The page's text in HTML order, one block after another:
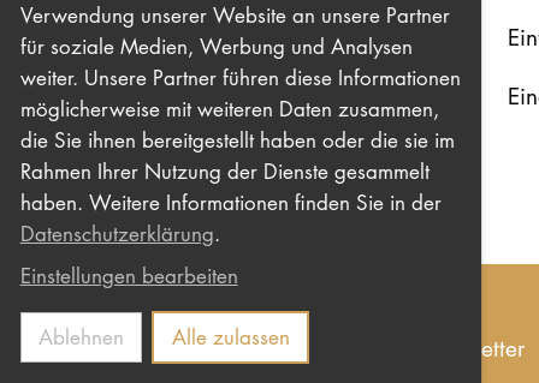
Impressum Datenschutz Newsletter
Verwendung unserer Website an unsere Partner
für soziale Medien, Werbung und Analysen
weiter. Unsere Partner führen diese Informationen
möglicherweise mit weiteren Daten zusammen,
die Sie ihnen bereitgestellt haben oder die sie im
Rahmen Ihrer Nutzung der Dienste gesammelt
haben. Weitere Informationen finden Sie in der
Datenschutzerklärung.
Einstellungen bearbeiten
Ablehnen Alle zulassen